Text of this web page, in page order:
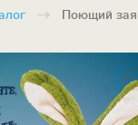
Поющий